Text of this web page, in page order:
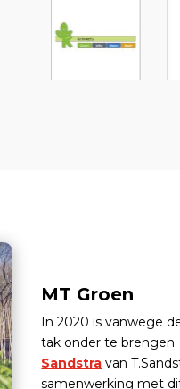
MT Groen
In 2020 is vanwege
tak onder te brengen.
Sandstra van
samenwerking met